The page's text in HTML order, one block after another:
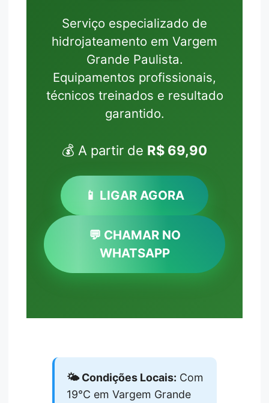
Serviço especializado de
hidrojateamento em Vargem
Grande Paulista.
Equipamentos profissionais,
técnicos treinados e resultado
garantido.
💰 A partir de R$ 69,90
📱 LIGAR AGORA
💬 CHAMAR NO
WHATSAPP
🌤️ Condições Locais: Com
19°C em Vargem Grande